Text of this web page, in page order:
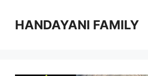
HANDAYANI FAMILY